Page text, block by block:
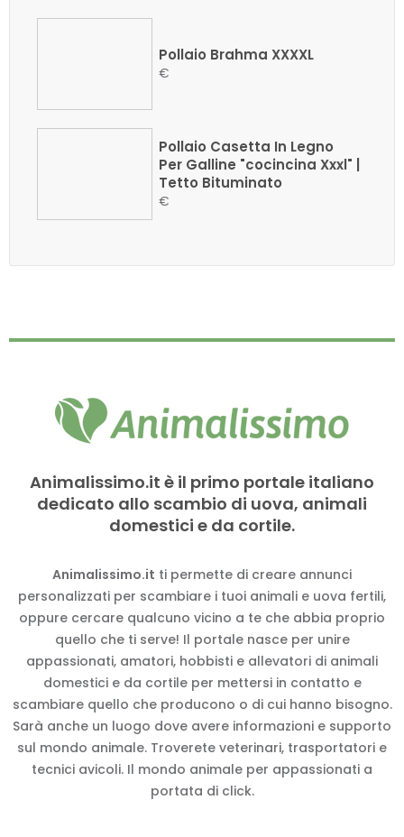
Pollaio Brahma XXXXL
€
Pollaio Casetta In Legno
Per Galline "cocincina Xxxl" |
Tetto Bituminato
€
Animalissimo.it è il primo portale italiano
dedicato allo scambio di uova, animali
domestici e da cortile.
Animalissimo.it ti permette di creare annunci
personalizzati per scambiare i tuoi animali e uova fertili,
oppure cercare qualcuno vicino a te che abbia proprio
quello che ti serve! Il portale nasce per unire
appassionati, amatori, hobbisti e allevatori di animali
domestici e da cortile per mettersi in contatto e
scambiare quello che producono o di cui hanno bisogno.
Sarà anche un luogo dove avere informazioni e supporto
sul mondo animale. Troverete veterinari, trasportatori e
tecnici avicoli. Il mondo animale per appassionati a
portata di click.